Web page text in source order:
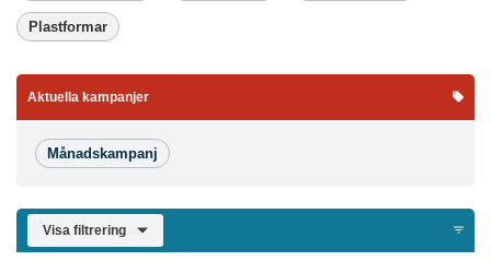
Plastformar
Aktuella kampanjer
Månadskampanj
Visa filtrering